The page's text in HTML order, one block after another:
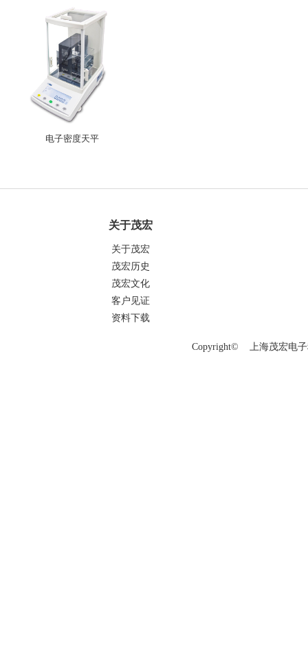
电子密度天平
关于茂宏
关于茂宏
茂宏历史
茂宏文化
客户见证
资料下载
Copyright© 上海茂宏电子